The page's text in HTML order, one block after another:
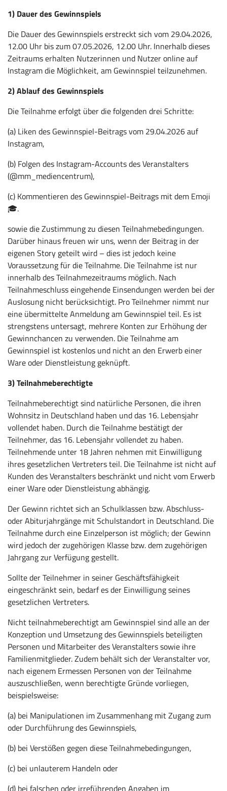
1) Dauer des Gewinnspiels
Die Dauer des Gewinnspiels erstreckt sich vom 29.04.2026,
12.00 Uhr bis zum 07.05.2026, 12.00 Uhr. Innerhalb dieses
Zeitraums erhalten Nutzerinnen und Nutzer online auf
Instagram die Möglichkeit, am Gewinnspiel teilzunehmen.
2) Ablauf des Gewinnspiels
Die Teilnahme erfolgt über die folgenden drei Schritte:
(a) Liken des Gewinnspiel-Beitrags vom 29.04.2026 auf
Instagram,
(b) Folgen des Instagram-Accounts des Veranstalters
(@mm_mediencentrum),
(c) Kommentieren des Gewinnspiel-Beitrags mit dem Emoji
🎓.
sowie die Zustimmung zu diesen Teilnahmebedingungen.
Darüber hinaus freuen wir uns, wenn der Beitrag in der
eigenen Story geteilt wird – dies ist jedoch keine
Voraussetzung für die Teilnahme. Die Teilnahme ist nur
innerhalb des Teilnahmezeitraums möglich. Nach
Teilnahmeschluss eingehende Einsendungen werden bei der
Auslosung nicht berücksichtigt. Pro Teilnehmer nimmt nur
eine übermittelte Anmeldung am Gewinnspiel teil. Es ist
strengstens untersagt, mehrere Konten zur Erhöhung der
Gewinnchancen zu verwenden. Die Teilnahme am
Gewinnspiel ist kostenlos und nicht an den Erwerb einer
Ware oder Dienstleistung geknüpft.
3) Teilnahmeberechtigte
Teilnahmeberechtigt sind natürliche Personen, die ihren
Wohnsitz in Deutschland haben und das 16. Lebensjahr
vollendet haben. Durch die Teilnahme bestätigt der
Teilnehmer, das 16. Lebensjahr vollendet zu haben.
Teilnehmende unter 18 Jahren nehmen mit Einwilligung
ihres gesetzlichen Vertreters teil. Die Teilnahme ist nicht auf
Kunden des Veranstalters beschränkt und nicht vom Erwerb
einer Ware oder Dienstleistung abhängig.
Der Gewinn richtet sich an Schulklassen bzw. Abschluss-
oder Abiturjahrgänge mit Schulstandort in Deutschland. Die
Teilnahme durch eine Einzelperson ist möglich; der Gewinn
wird jedoch der zugehörigen Klasse bzw. dem zugehörigen
Jahrgang zur Verfügung gestellt.
Sollte der Teilnehmer in seiner Geschäftsfähigkeit
eingeschränkt sein, bedarf es der Einwilligung seines
gesetzlichen Vertreters.
Nicht teilnahmeberechtigt am Gewinnspiel sind alle an der
Konzeption und Umsetzung des Gewinnspiels beteiligten
Personen und Mitarbeiter des Veranstalters sowie ihre
Familienmitglieder. Zudem behält sich der Veranstalter vor,
nach eigenem Ermessen Personen von der Teilnahme
auszuschließen, wenn berechtigte Gründe vorliegen,
beispielsweise:
(a) bei Manipulationen im Zusammenhang mit Zugang zum
oder Durchführung des Gewinnspiels,
(b) bei Verstößen gegen diese Teilnahmebedingungen,
(c) bei unlauterem Handeln oder
(d) bei falschen oder irreführenden Angaben im